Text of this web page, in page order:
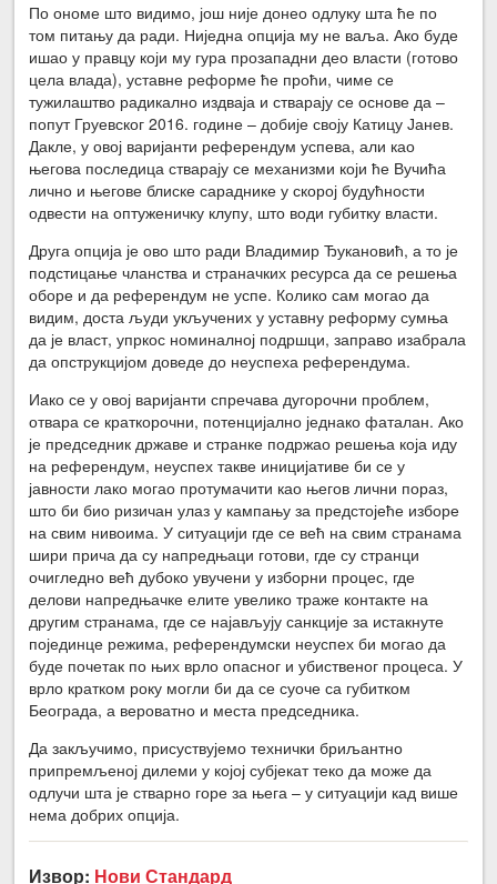
По ономе што видимо, још није донео одлуку шта ће по
том питању да ради. Ниједна опција му не ваља. Ако буде
ишао у правцу који му гура прозападни део власти (готово
цела влада), уставне реформе ће проћи, чиме се
тужилаштво радикално издваја и стварају се основе да –
попут Груевског 2016. године – добије своју Катицу Јанев.
Дакле, у овој варијанти референдум успева, али као
његова последица стварају се механизми који ће Вучића
лично и његове блиске сараднике у скорој будућности
одвести на оптуженичку клупу, што води губитку власти.
Друга опција је ово што ради Владимир Ђукановић, а то је
подстицање чланства и страначких ресурса да се решења
оборе и да референдум не успе. Колико сам могао да
видим, доста људи укључених у уставну реформу сумња
да је власт, упркос номиналној подршци, заправо изабрала
да опструкцијом доведе до неуспеха референдума.
Иако се у овој варијанти спречава дугорочни проблем,
отвара се краткорочни, потенцијално једнако фаталан. Ако
је председник државе и странке подржао решења која иду
на референдум, неуспех такве иницијативе би се у
јавности лако могао протумачити као његов лични пораз,
што би био ризичан улаз у кампању за предстојеће изборе
на свим нивоима. У ситуацији где се већ на свим странама
шири прича да су напредњаци готови, где су странци
очигледно већ дубоко увучени у изборни процес, где
делови напредњачке елите увелико траже контакте на
другим странама, где се најављују санкције за истакнуте
појединце режима, референдумски неуспех би могао да
буде почетак по њих врло опасног и убиственог процеса. У
врло кратком року могли би да се суоче са губитком
Београда, а вероватно и места председника.
Да закључимо, присуствујемо технички бриљантно
припремљеној дилеми у којој субјекат теко да може да
одлучи шта је стварно горе за њега – у ситуацији кад више
нема добрих опција.
Извор: Нови Стандард